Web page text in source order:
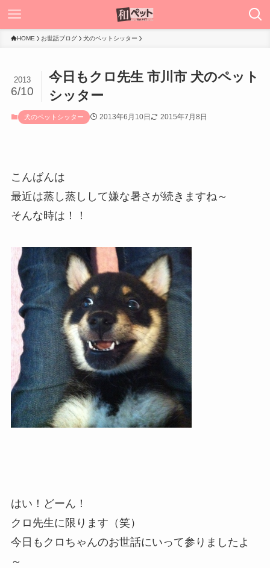
HOME お世話ブログ 犬のペットシッター
今日もクロ先生 市川市 犬のペット
シッター
2013
6/10
犬のペットシッター 2013年6月10日 2015年7月8日
こんばんは
最近は蒸し蒸しして嫌な暑さが続きますね～
そんな時は！！
はい！どーん！
クロ先生に限ります（笑）
今日もクロちゃんのお世話にいって参りましたよ
～